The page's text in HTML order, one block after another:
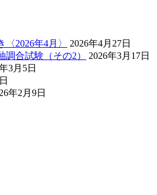
2026年4月〉
2026年4月27日
調合試験（その2）
2026年3月17日
3月5日
年2月9日